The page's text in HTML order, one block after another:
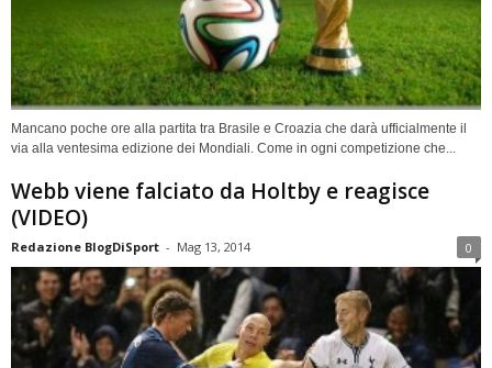
Mancano poche ore alla partita tra Brasile e Croazia che darà ufficialmente il
via alla ventesima edizione dei Mondiali. Come in ogni competizione che...
Webb viene falciato da Holtby e reagisce
(VIDEO)
Redazione BlogDiSport - Mag 13, 2014 0